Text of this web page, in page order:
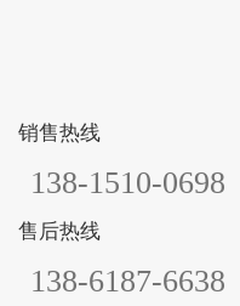
销售热线
138-1510-0698
售后热线
138-6187-6638